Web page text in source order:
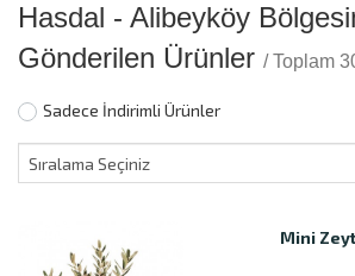
Hasdal - Alibeyköy
Gönderilen Ürünler / Toplam
Sadece İndirimli Ürünler
Mini